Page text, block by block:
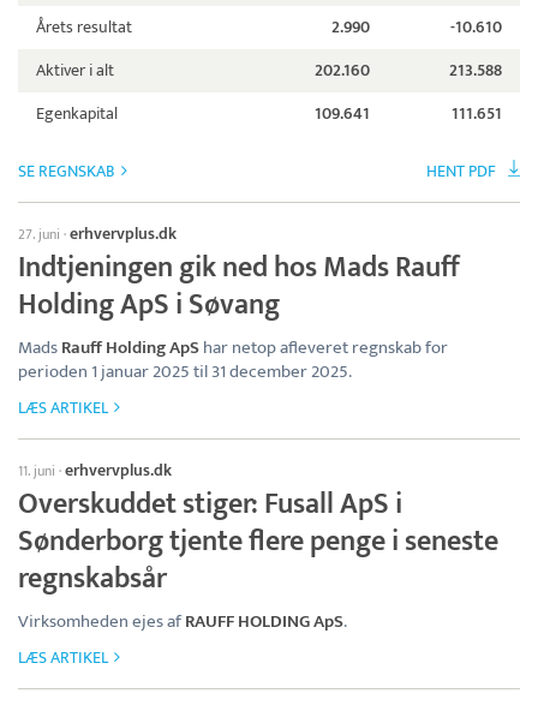
Årets resultat
2.990
-10.610
Aktiver i alt
202.160
213.588
Egenkapital
109.641 111.651
SE REGNSKAB HENT PDF
27. juni ·erhvervplus.dk
Indtjeningen gik ned hos Mads Rauff
Holding ApS i Søvang
MadsRauff Holding ApShar netop afleveret regnskab for
perioden 1 januar 2025 til 31 december 2025.
LÆS ARTIKEL
11. juni ·erhvervplus.dk
Overskuddet stiger: Fusall ApS i
Sønderborg tjente flere penge i seneste
regnskabsår
Virksomheden ejes afRAUFF HOLDING ApS.
LÆS ARTIKEL